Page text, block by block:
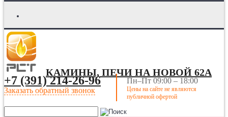
КАМИНЫ, ПЕЧИ НА НОВОЙ 62А
+7 (391) 214-26-96
Заказать обратный звонок
Пн–Пт 09:00 – 18:00
Цены на сайте не являются
публичной офертой